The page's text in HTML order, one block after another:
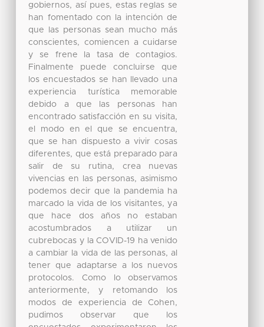
gobiernos, así pues, estas reglas se
han fomentado con la intención de
que las personas sean mucho más
conscientes, comiencen a cuidarse
y se frene la tasa de contagios.
Finalmente puede concluirse que
los encuestados se han llevado una
experiencia turística memorable
debido a que las personas han
encontrado satisfacción en su visita,
el modo en el que se encuentra,
que se han dispuesto a vivir cosas
diferentes, que está preparado para
salir de su rutina, crea nuevas
vivencias en las personas, asimismo
podemos decir que la pandemia ha
marcado la vida de los visitantes, ya
que hace dos años no estaban
acostumbrados a utilizar un
cubrebocas y la COVID-19 ha venido
a cambiar la vida de las personas, al
tener que adaptarse a los nuevos
protocolos. Como lo observamos
anteriormente, y retomando los
modos de experiencia de Cohen,
pudimos observar que los